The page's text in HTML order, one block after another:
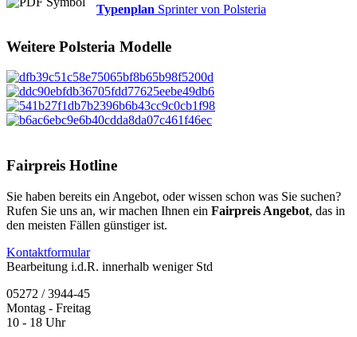
Typenplan Sprinter von Polsteria
Weitere Polsteria Modelle
Fairpreis Hotline
Sie haben bereits ein Angebot, oder wissen schon was Sie suchen?
Rufen Sie uns an, wir machen Ihnen ein Fairpreis Angebot, das in
den meisten Fällen günstiger ist.
Kontaktformular
Bearbeitung i.d.R. innerhalb weniger Std
05272 / 3944-45
Montag - Freitag
10 - 18 Uhr